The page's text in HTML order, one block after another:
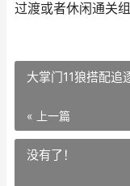
过渡或者休闲通关
大掌门11狼搭配追
« 上一篇
没有了！